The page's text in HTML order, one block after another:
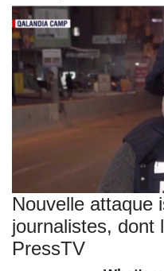
Nouvelle attaque
journalistes, dont
PressTV